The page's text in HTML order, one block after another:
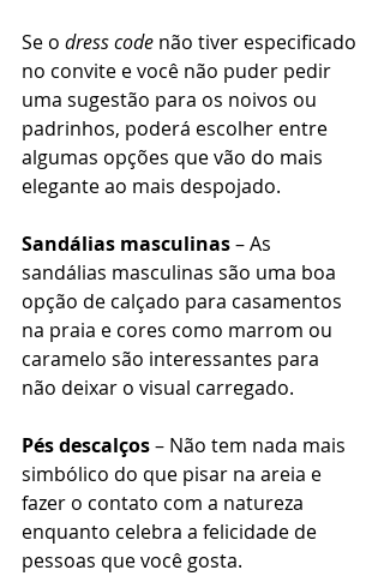
Se o dress code não tiver especificado
no convite e você não puder pedir
uma sugestão para os noivos ou
padrinhos, poderá escolher entre
algumas opções que vão do mais
elegante ao mais despojado.
Sandálias masculinas – As
sandálias masculinas são uma boa
opção de calçado para casamentos
na praia e cores como marrom ou
caramelo são interessantes para
não deixar o visual carregado.
Pés descalços – Não tem nada mais
simbólico do que pisar na areia e
fazer o contato com a natureza
enquanto celebra a felicidade de
pessoas que você gosta.